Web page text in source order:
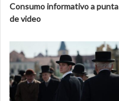
Consumo informativo a punta
de video